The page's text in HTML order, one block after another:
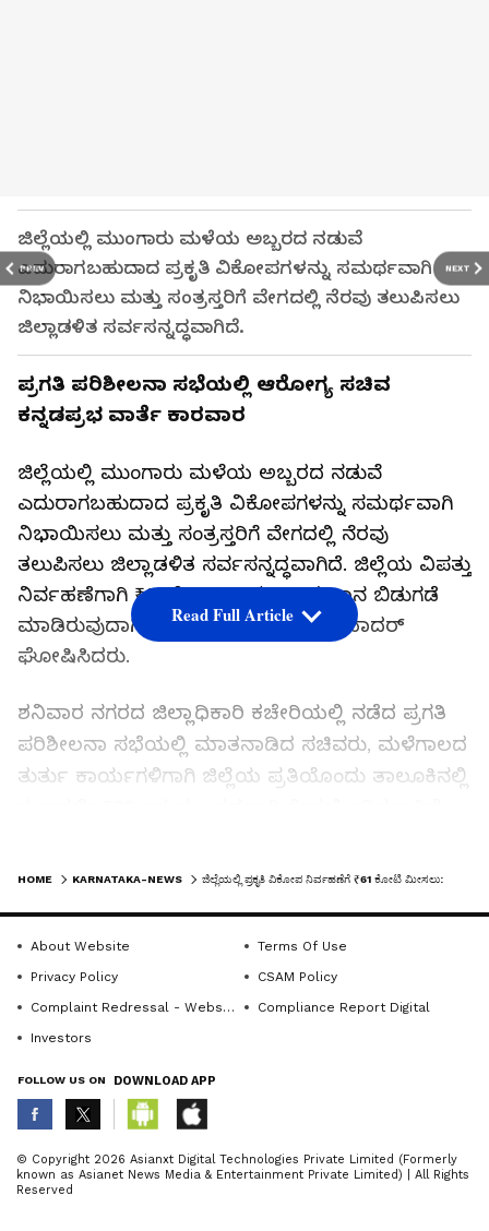
PREV NEXT
ಜಿಲ್ಲೆಯಲ್ಲಿ ಮುಂಗಾರು ಮಳೆಯ ಅಬ್ಬರದ ನಡುವೆ
ಎದುರಾಗಬಹುದಾದ ಪ್ರಕೃತಿ ವಿಕೋಪಗಳನ್ನು ಸಮರ್ಥವಾಗಿ
ನಿಭಾಯಿಸಲು ಮತ್ತು ಸಂತ್ರಸ್ತರಿಗೆ ವೇಗದಲ್ಲಿ ನೆರವು ತಲುಪಿಸಲು
ಜಿಲ್ಲಾಡಳಿತ ಸರ್ವಸನ್ನದ್ಧವಾಗಿದೆ.
ಪ್ರಗತಿ ಪರಿಶೀಲನಾ ಸಭೆಯಲ್ಲಿ ಆರೋಗ್ಯ ಸಚಿವ
ಕನ್ನಡಪ್ರಭ ವಾರ್ತೆ ಕಾರವಾರ
ಜಿಲ್ಲೆಯಲ್ಲಿ ಮುಂಗಾರು ಮಳೆಯ ಅಬ್ಬರದ ನಡುವೆ
ಎದುರಾಗಬಹುದಾದ ಪ್ರಕೃತಿ ವಿಕೋಪಗಳನ್ನು ಸಮರ್ಥವಾಗಿ
ನಿಭಾಯಿಸಲು ಮತ್ತು ಸಂತ್ರಸ್ತರಿಗೆ ವೇಗದಲ್ಲಿ ನೆರವು
ತಲುಪಿಸಲು ಜಿಲ್ಲಾಡಳಿತ ಸರ್ವಸನ್ನದ್ಧವಾಗಿದೆ. ಜಿಲ್ಲೆಯ ವಿಪತ್ತು
ನಿರ್ವಹಣೆಗಾಗಿ ₹61 ಕೋಟಿ ಬೃಹತ್ ಅನುದಾನ ಬಿಡುಗಡೆ
ಮಾಡಿರುವುದಾಗಿ ಆರೋಗ್ಯ ಸಚಿವ ಯು.ಟಿ. ಖಾದರ್
ಘೋಷಿಸಿದರು.
ಶನಿವಾರ ನಗರದ ಜಿಲ್ಲಾಧಿಕಾರಿ ಕಚೇರಿಯಲ್ಲಿ ನಡೆದ ಪ್ರಗತಿ
ಪರಿಶೀಲನಾ ಸಭೆಯಲ್ಲಿ ಮಾತನಾಡಿದ ಸಚಿವರು, ಮಳೆಗಾಲದ
ತುರ್ತು ಕಾರ್ಯಗಳಿಗಾಗಿ ಜಿಲ್ಲೆಯ ಪ್ರತಿಯೊಂದು ತಾಲೂಕಿನಲ್ಲಿ
ಅಧಿಕಾರಿಗಳು ವಿಳಂಬ ಮಾಡದೆ ತಕ್ಷಣವೇ ಸ್ಥಳಕ್ಕೆ
ಹಾನಿಯಾಗಿದ್ದರೆ ಅಂತಹ ಕುಟುಂಬಗಳಿಗೆ ಕೇವಲ ಮೂರು
ದಿನಗಳ ಒಳಗಾಗಿ ₹1 ಲಕ್ಷ ಪರಿಹಾರ ಧನ ವಿತರಿಸಲು
ಕಟ್ಟುನಿಟ್ಟಿನ ಸೂಚನೆ ನೀಡಿದರು.
ವಿಪತ್ತು ನಿರ್ವಹಣೆಯನ್ನು ಚುರುಕುಗೊಳಿಸಲು ಜಿಲ್ಲಾಧಿಕಾರಿ,
ಉಪವಿಭಾಗಾಧಿಕಾರಿ ಹಾಗೂ ತಹಶೀಲ್ದಾರರ ನೇತೃತ್ವದಲ್ಲಿ
ತ್ರಿಮಟ್ಟದ ಸಮನ್ವಯ ಸಮಿತಿಗಳನ್ನು ರಚಿಸಲಾಗಿದೆ. ಅರಣ್ಯ,
ಹೆಸ್ಕಾಂ ಹಾಗೂ ನಗರಾಭಿವೃದ್ಧಿ ಇಲಾಖೆಗಳು ಜಂಟಿಯಾಗಿ
Read Full Article
ABOUT THE AUTHOR
K KannadaprabhaNewsNetwork
HOME KARNATAKA-NEWS
About Website
Terms Of Use
Privacy Policy
CSAM Policy
Complaint Redressal - Website
Compliance Report Digital
Investors
FOLLOW US ON DOWNLOAD APP
© Copyright 2026 Asianxt Digital Technologies Private Limited (Formerly
known as Asianet News Media & Entertainment Private Limited) | All Rights
Reserved